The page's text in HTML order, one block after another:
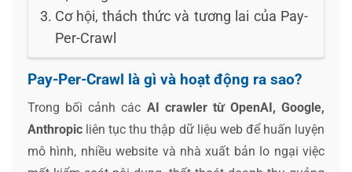
Cơ hội, thách thức và tương lai của Pay-
Per-Crawl
Pay-Per-Crawl là gì và hoạt động ra sao?
Trong bối cảnh các AI crawler từ OpenAI, Google,
Anthropic liên tục thu thập dữ liệu web để huấn luyện
mô hình, nhiều website và nhà xuất bản lo ngại việc